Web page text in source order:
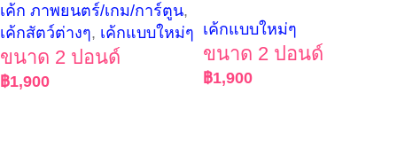
เค้ก ภาพยนตร์/เกม/การ์ตูน,
เค้กสัตว์ต่างๆ, เค้กแบบใหม่ๆ
ขนาด 2 ปอนด์
฿1,900
เค้กแบบใหม่ๆ
ขนาด 2 ปอนด์
฿1,900